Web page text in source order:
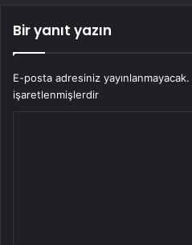
Bir yanıt yazın
E-posta adresiniz yayınlanmayacak.
işaretlenmişlerdir